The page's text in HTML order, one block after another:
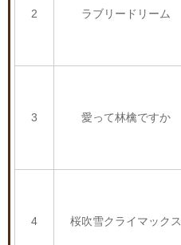
2 ラブリードリーム
3 愛って林檎ですか
4 桜吹雪クライマックス